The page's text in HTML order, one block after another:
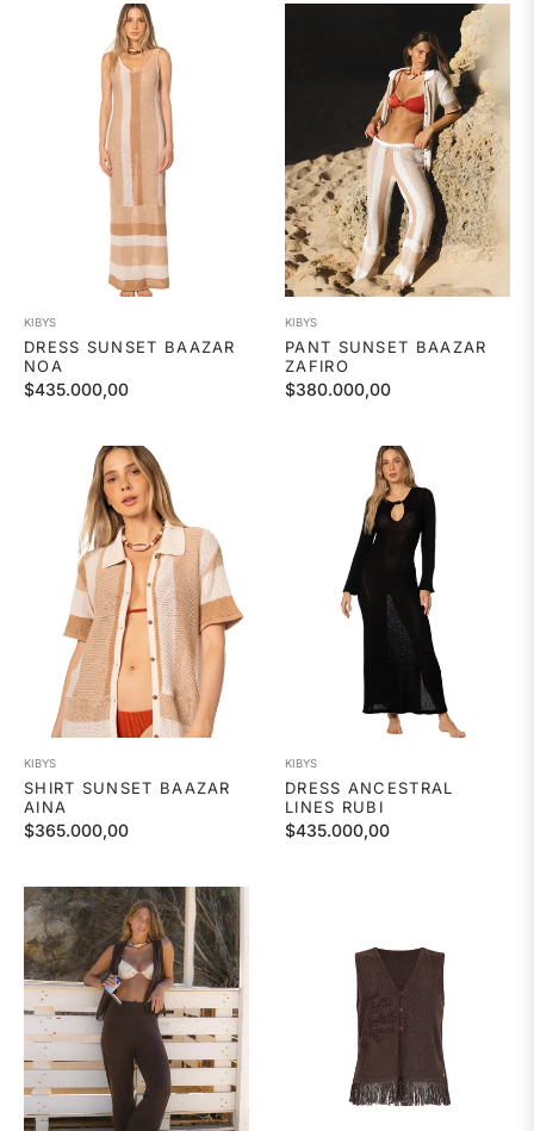
KIBYS
DRESS SUNSET BAAZAR
NOA
Precio
$435.000,00
KIBYS
PANT SUNSET BAAZAR
ZAFIRO
Precio
$380.000,00
KIBYS
SHIRT SUNSET BAAZAR
AINA
Precio
$365.000,00
KIBYS
DRESS ANCESTRAL
LINES RUBI
Precio
$435.000,00